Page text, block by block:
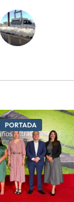
PORTADA